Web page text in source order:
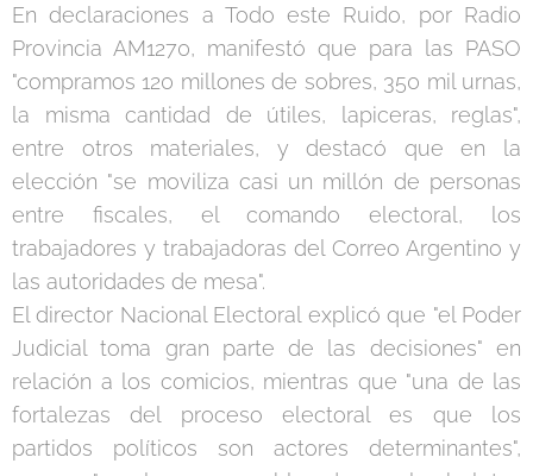
En declaraciones a Todo este Ruido, por Radio
Provincia AM1270, manifestó que para las PASO
"compramos 120 millones de sobres, 350 mil urnas,
la misma cantidad de útiles, lapiceras, reglas",
entre otros materiales, y destacó que en la
elección "se moviliza casi un millón de personas
entre fiscales, el comando electoral, los
trabajadores y trabajadoras del Correo Argentino y
las autoridades de mesa".
El director Nacional Electoral explicó que "el Poder
Judicial toma gran parte de las decisiones" en
relación a los comicios, mientras que "una de las
fortalezas del proceso electoral es que los
partidos políticos son actores determinantes",